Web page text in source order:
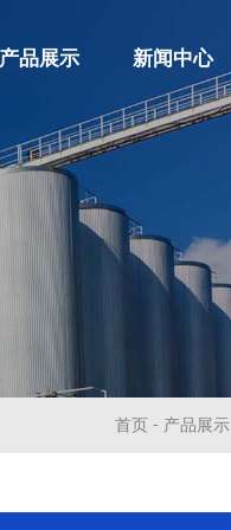
产品展示 新闻中心
首页 - 产品展示